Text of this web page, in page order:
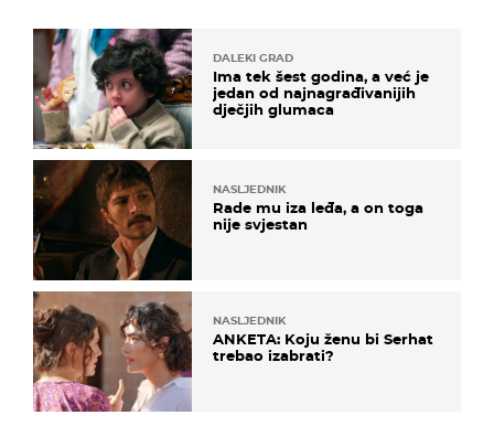
DALEKI GRAD
Ima tek šest godina, a već je
jedan od najnagrađivanijih
dječjih glumaca
NASLJEDNIK
Rade mu iza leđa, a on toga
nije svjestan
NASLJEDNIK
ANKETA: Koju ženu bi Serhat
trebao izabrati?